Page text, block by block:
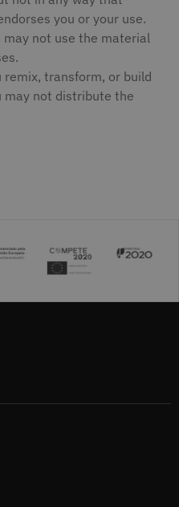
you or your use.
may not use the material
transform, or build
may not distribute the